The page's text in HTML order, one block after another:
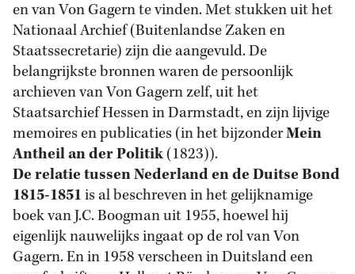
en van Von Gagern te vinden. Met stukken uit het
Nationaal Archief (Buitenlandse Zaken en
Staatssecretarie) zijn die aangevuld. De
belangrijkste bronnen waren de persoonlijk
archieven van Von Gagern zelf, uit het
Staatsarchief Hessen in Darmstadt, en zijn lijvige
memoires en publicaties (in het bijzonderMein
Antheil an der Politik(1823)).
De relatie tussen Nederland en de Duitse Bond
1815-1851is al beschreven in het gelijknamige
boek van J.C. Boogman uit 1955, hoewel hij
eigenlijk nauwelijks ingaat op de rol van Von
Gagern. En in 1958 verscheen in Duitsland een